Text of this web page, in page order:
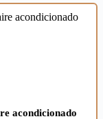
acondicionado